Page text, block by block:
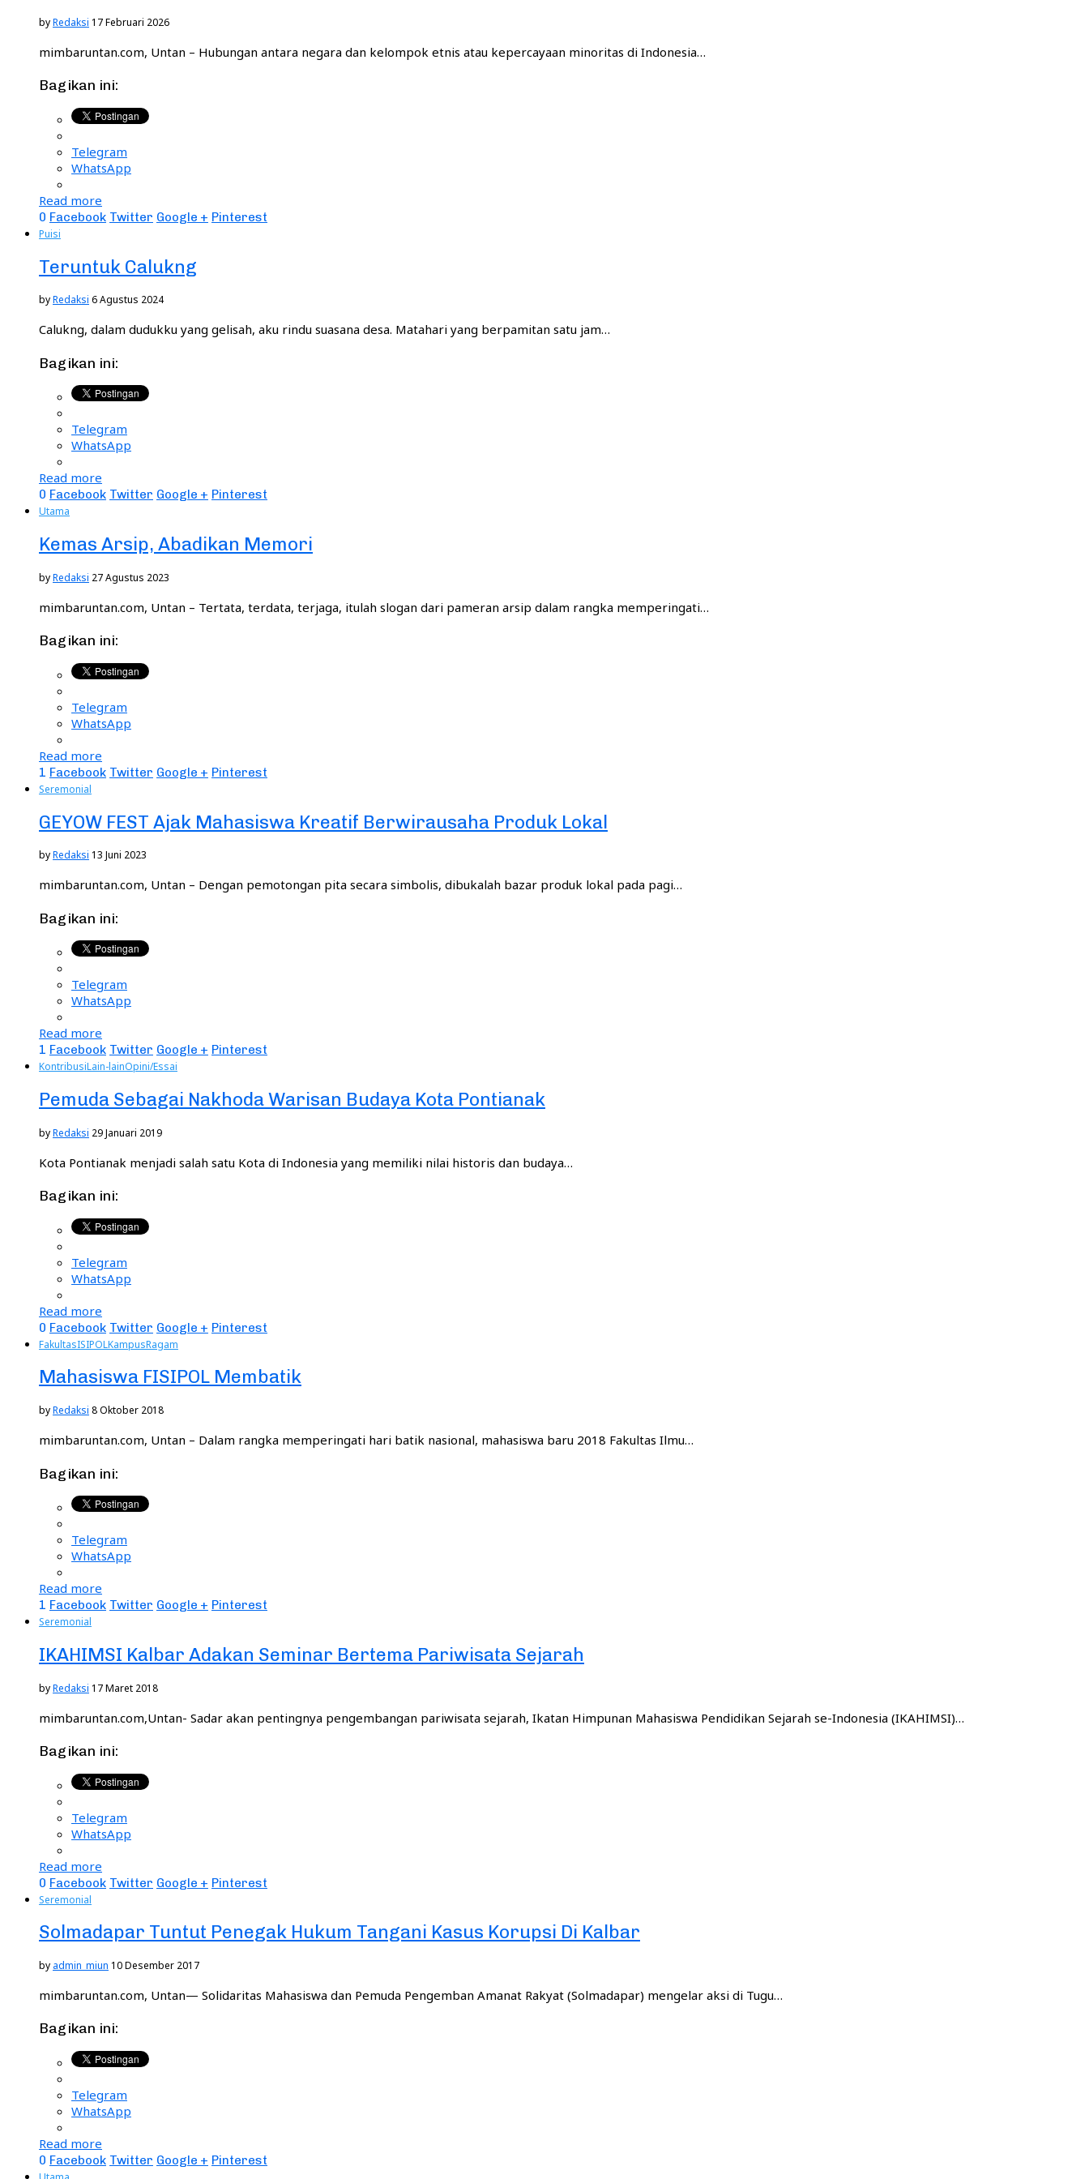
byRedaksi 17 Februari 2026
mimbaruntan.com, Untan – Hubungan antara negara dan kelompok etnis atau kepercayaan minoritas di Indonesia…
Bagikan ini:
Telegram
WhatsApp
Read more
0 Facebook Twitter Google + Pinterest
Puisi
Teruntuk Calukng
byRedaksi 6 Agustus 2024
Calukng, dalam dudukku yang gelisah, aku rindu suasana desa. Matahari yang berpamitan satu jam…
Bagikan ini:
Telegram
WhatsApp
Read more
0 Facebook Twitter Google + Pinterest
Utama
Kemas Arsip, Abadikan Memori
byRedaksi 27 Agustus 2023
mimbaruntan.com, Untan – Tertata, terdata, terjaga, itulah slogan dari pameran arsip dalam rangka memperingati…
Bagikan ini:
Telegram
WhatsApp
Read more
1 Facebook Twitter Google + Pinterest
Seremonial
GEYOW FEST Ajak Mahasiswa Kreatif Berwirausaha Produk Lokal
byRedaksi 13 Juni 2023
mimbaruntan.com, Untan – Dengan pemotongan pita secara simbolis, dibukalah bazar produk lokal pada pagi…
Bagikan ini:
Telegram
WhatsApp
Read more
1 Facebook Twitter Google + Pinterest
KontribusiLain-lainOpini/Essai
Pemuda Sebagai Nakhoda Warisan Budaya Kota Pontianak
byRedaksi 29 Januari 2019
Kota Pontianak menjadi salah satu Kota di Indonesia yang memiliki nilai historis dan budaya…
Bagikan ini:
Telegram
WhatsApp
Read more
0 Facebook Twitter Google + Pinterest
FakultasISIPOLKampusRagam
Mahasiswa FISIPOL Membatik
byRedaksi 8 Oktober 2018
mimbaruntan.com, Untan – Dalam rangka memperingati hari batik nasional, mahasiswa baru 2018 Fakultas Ilmu…
Bagikan ini:
Telegram
WhatsApp
Read more
1 Facebook Twitter Google + Pinterest
Seremonial
IKAHIMSI Kalbar Adakan Seminar Bertema Pariwisata Sejarah
byRedaksi 17 Maret 2018
mimbaruntan.com,Untan- Sadar akan pentingnya pengembangan pariwisata sejarah, Ikatan Himpunan Mahasiswa Pendidikan Sejarah se-Indonesia (IKAHIMSI)…
Bagikan ini:
Telegram
WhatsApp
Read more
0 Facebook Twitter Google + Pinterest
Seremonial
Solmadapar Tuntut Penegak Hukum Tangani Kasus Korupsi Di Kalbar
by admin_miun 10 Desember 2017
mimbaruntan.com, Untan— Solidaritas Mahasiswa dan Pemuda Pengemban Amanat Rakyat (Solmadapar) mengelar aksi di Tugu…
Bagikan ini:
Telegram
WhatsApp
Read more
0 Facebook Twitter Google + Pinterest